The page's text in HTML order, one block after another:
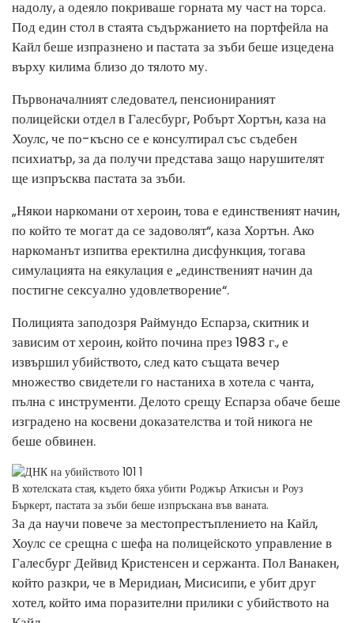
надолу, а одеяло покриваше горната му част на торса.
Под един стол в стаята съдържанието на портфейла на
Кайл беше изпразнено и пастата за зъби беше изцедена
върху килима близо до тялото му.
Първоначалният следовател, пенсионираният
полицейски отдел в Галесбург, Робърт Хортън, каза на
Хоулс, че по-късно се е консултирал със съдебен
психиатър, за да получи представа защо нарушителят
ще изпръсква пастата за зъби.
„Някои наркомани от хероин, това е единственият начин,
по който те могат да се задоволят“, каза Хортън. Ако
наркоманът изпитва еректилна дисфункция, тогава
симулацията на еякулация е „единственият начин да
постигне сексуално удовлетворение“.
Полицията заподозря Раймундо Еспарза, скитник и
зависим от хероин, който почина през 1983 г., е
извършил убийството, след като същата вечер
множество свидетели го настаниха в хотела с чанта,
пълна с инструменти. Делото срещу Еспарза обаче беше
изградено на косвени доказателства и той никога не
беше обвинен.
В хотелската стая, където бяха убити Роджър Аткисън и Роуз
Бъркерт, пастата за зъби беше изпръскана във ваната.
За да научи повече за местопрестъплението на Кайл,
Хоулс се срещна с шефа на полицейското управление в
Галесбург Дейвид Кристенсен и сержанта. Пол Ванакен,
който разкри, че в Меридиан, Мисисипи, е убит друг
хотел, който има поразителни прилики с убийството на